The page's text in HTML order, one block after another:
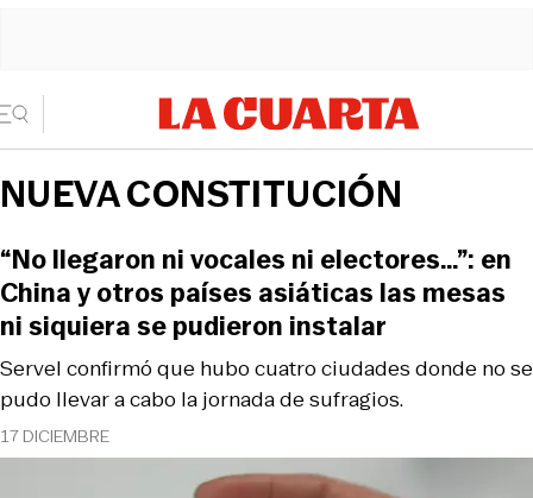
NUEVA CONSTITUCIÓN
17 DICIEMBRE
Servel confirmó que hubo cuatro ciudades donde no se
pudo llevar a cabo la jornada de sufragios.
“No llegaron ni vocales ni electores…”: en
China y otros países asiáticas las mesas
ni siquiera se pudieron instalar